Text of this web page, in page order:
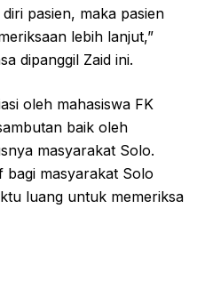
pasien, maka pasien
lebih lanjut,”
dipanggil Zaid ini.
oleh mahasiswa FK
baik oleh
masyarakat Solo.
bagi masyarakat Solo
luang untuk memeriksa